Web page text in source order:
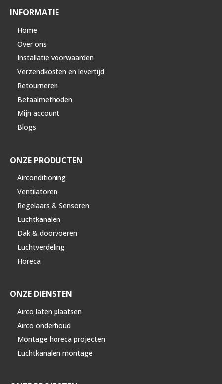
INFORMATIE
Home
Over ons
Installatie voorwaarden
Verzendkosten en levertijd
Retourneren
Betaalmethoden
Mijn account
Blogs
ONZE PRODUCTEN
Airconditioning
Ventilatoren
Regelaars & Sensoren
Luchtkanalen
Dak & doorvoeren
Luchtverdeling
Horeca
ONZE DIENSTEN
Airco laten plaatsen
Airco onderhoud
Montage horeca projecten
Luchtkanalen montage